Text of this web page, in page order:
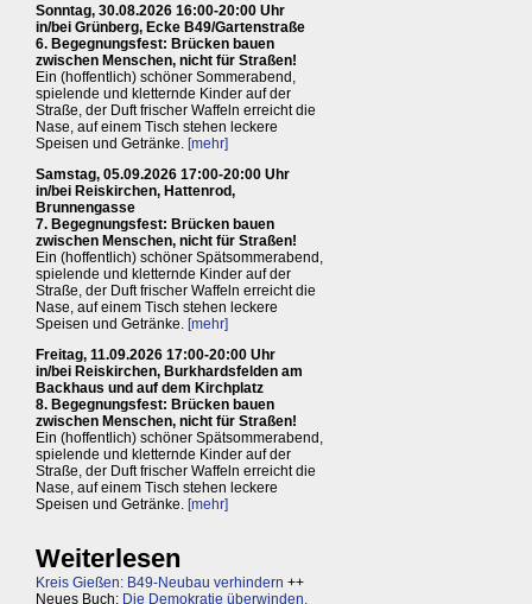
Sonntag, 30.08.2026 16:00-20:00 Uhr
in/bei Grünberg, Ecke B49/Gartenstraße
6. Begegnungsfest: Brücken bauen
zwischen Menschen, nicht für Straßen!
Ein (hoffentlich) schöner Sommerabend,
spielende und kletternde Kinder auf der
Straße, der Duft frischer Waffeln erreicht die
Nase, auf einem Tisch stehen leckere
Speisen und Getränke. [mehr]
Samstag, 05.09.2026 17:00-20:00 Uhr
in/bei Reiskirchen, Hattenrod,
Brunnengasse
7. Begegnungsfest: Brücken bauen
zwischen Menschen, nicht für Straßen!
Ein (hoffentlich) schöner Spätsommerabend,
spielende und kletternde Kinder auf der
Straße, der Duft frischer Waffeln erreicht die
Nase, auf einem Tisch stehen leckere
Speisen und Getränke. [mehr]
Freitag, 11.09.2026 17:00-20:00 Uhr
in/bei Reiskirchen, Burkhardsfelden am
Backhaus und auf dem Kirchplatz
8. Begegnungsfest: Brücken bauen
zwischen Menschen, nicht für Straßen!
Ein (hoffentlich) schöner Spätsommerabend,
spielende und kletternde Kinder auf der
Straße, der Duft frischer Waffeln erreicht die
Nase, auf einem Tisch stehen leckere
Speisen und Getränke. [mehr]
Weiterlesen
Kreis Gießen: B49-Neubau verhindern ++
Neues Buch: Die Demokratie überwinden,